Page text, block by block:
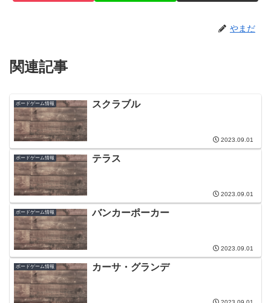
やまだ
関連記事
ボードゲーム情報 スクラブル
2023.09.01
ボードゲーム情報 テラス
2023.09.01
ボードゲーム情報 バンカーポーカー
2023.09.01
ボードゲーム情報 カーサ・グランデ